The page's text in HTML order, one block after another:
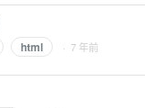
html · 7 年前